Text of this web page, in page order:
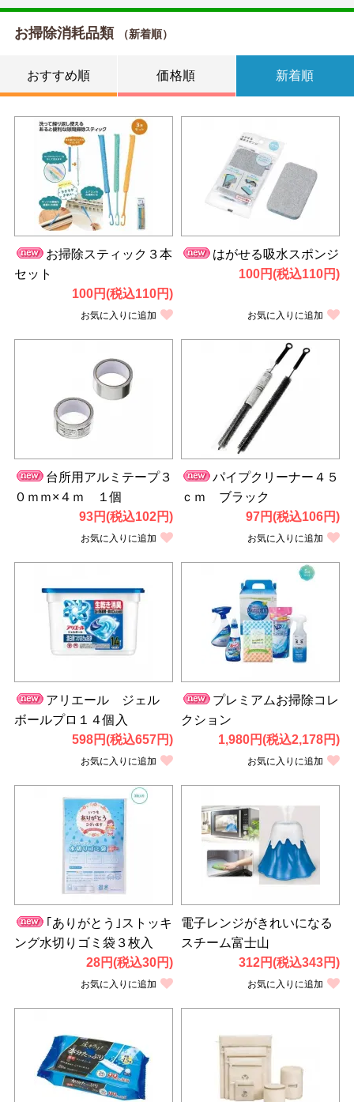
お掃除消耗品類 （新着順）
おすすめ順 価格順 新着順
お掃除スティック３本
セット
100円(税込110円)
お気に入りに追加
はがせる吸水スポンジ
100円(税込110円)
お気に入りに追加
台所用アルミテープ３
０ｍｍ×４ｍ １個
93円(税込102円)
お気に入りに追加
パイプクリーナー４５
ｃｍ ブラック
97円(税込106円)
お気に入りに追加
アリエール ジェル
ボールプロ１４個入
598円(税込657円)
お気に入りに追加
プレミアムお掃除コレ
クション
1,980円(税込2,178円)
お気に入りに追加
｢ありがとう｣ストッキ
ング水切りゴミ袋３枚入
28円(税込30円)
お気に入りに追加
電子レンジがきれいになる
スチーム富士山
312円(税込343円)
お気に入りに追加